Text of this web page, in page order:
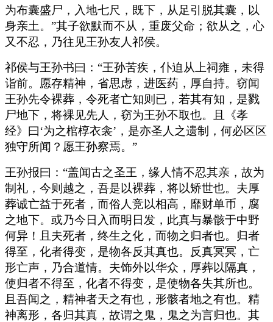
为布囊盛尸，入地七尺，既下，从足引脱其囊，以
身亲土。”其子欲默而不从，重废父命；欲从之，心
又不忍，乃往见王孙友人祁侯。
祁侯与王孙书曰：“王孙苦疾，仆迫从上祠雍，未得
诣前。愿存精神，省思虑，进医药，厚自持。窃闻
王孙先令裸葬，令死者亡知则已，若其有知，是戮
尸地下，将裸见先人，窃为王孙不取也。且《孝
经》曰‘为之棺椁衣衾’，是亦圣人之遗制，何必区区
独守所闻？愿王孙察焉。”
王孙报曰：“盖闻古之圣王，缘人情不忍其亲，故为
制礼，今则越之，吾是以裸葬，将以矫世也。夫厚
葬诚亡益于死者，而俗人竞以相高，靡财单币，腐
之地下。或乃今日入而明日发，此真与暴骸于中野
何异！且夫死者，终生之化，而物之归者也。归者
得至，化者得变，是物各反其真也。反真冥冥，亡
形亡声，乃合道情。夫饰外以华众，厚葬以隔真，
使归者不得至，化者不得变，是使物各失其所也。
且吾闻之，精神者天之有也，形骸者地之有也。精
神离形，各归其真，故谓之鬼，鬼之为言归也。其